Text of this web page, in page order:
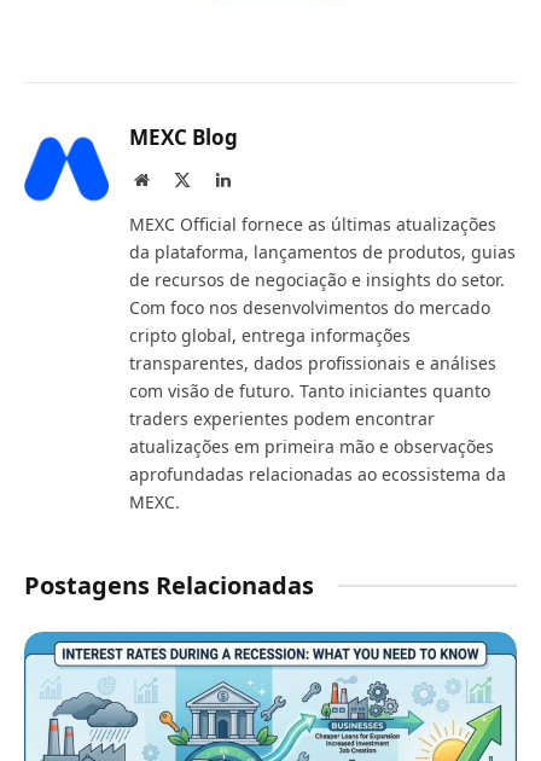
MEXC Blog
Website LinkedIn
MEXC Official fornece as últimas atualizações
da plataforma, lançamentos de produtos, guias
de recursos de negociação e insights do setor.
Com foco nos desenvolvimentos do mercado
cripto global, entrega informações
transparentes, dados profissionais e análises
com visão de futuro. Tanto iniciantes quanto
traders experientes podem encontrar
atualizações em primeira mão e observações
aprofundadas relacionadas ao ecossistema da
MEXC.
Postagens Relacionadas